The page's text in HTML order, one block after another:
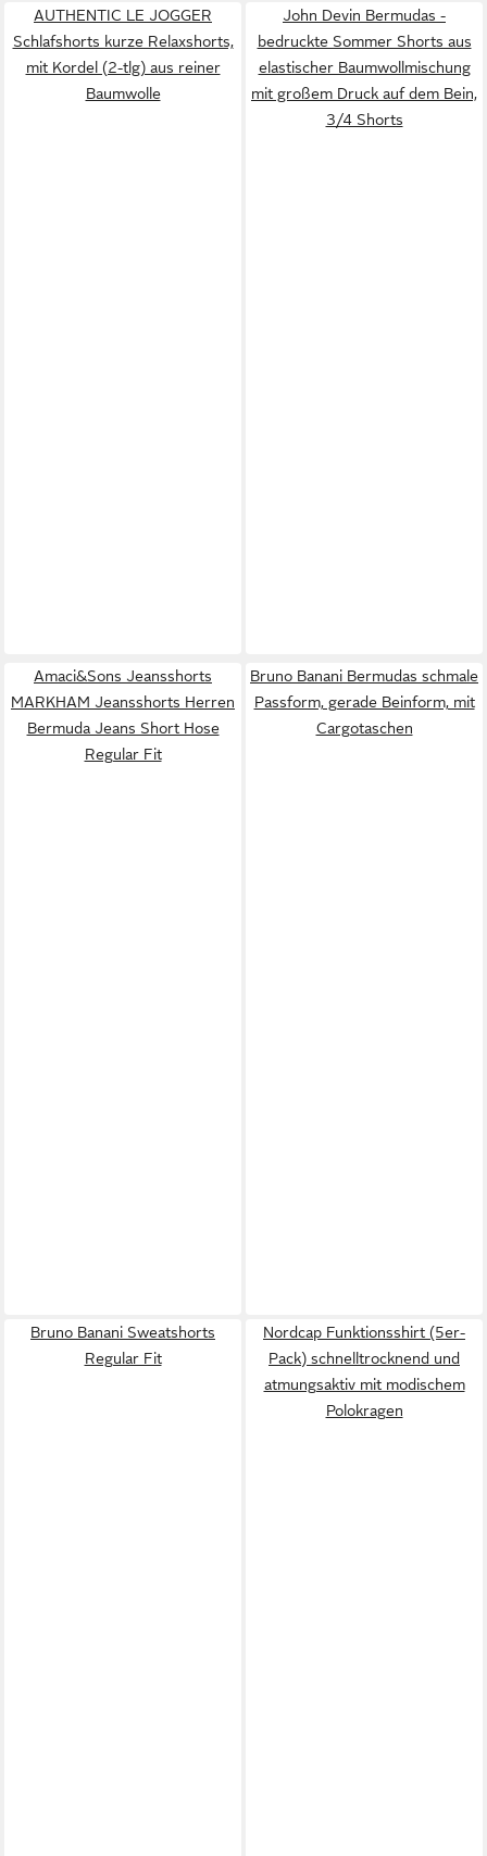
AUTHENTIC LE JOGGER
Schlafshorts kurze Relaxshorts,
mit Kordel (2-tlg) aus reiner
Baumwolle
John Devin Bermudas -
bedruckte Sommer Shorts aus
elastischer Baumwollmischung
mit großem Druck auf dem Bein,
3/4 Shorts
Amaci&Sons Jeansshorts
MARKHAM Jeansshorts Herren
Bermuda Jeans Short Hose
Regular Fit
Bruno Banani Bermudas schmale
Passform, gerade Beinform, mit
Cargotaschen
Bruno Banani Sweatshorts
Regular Fit
Nordcap Funktionsshirt (5er-
Pack) schnelltrocknend und
atmungsaktiv mit modischem
Polokragen